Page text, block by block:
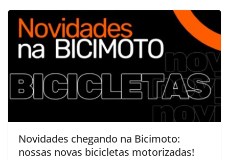
Novidades chegando na Bicimoto:
nossas novas bicicletas motorizadas!